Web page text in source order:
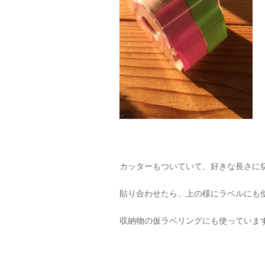
カッターもついていて、好きな長さに
貼り合わせたら、上の様にラベルにも
収納物の仮ラベリングにも使っていま